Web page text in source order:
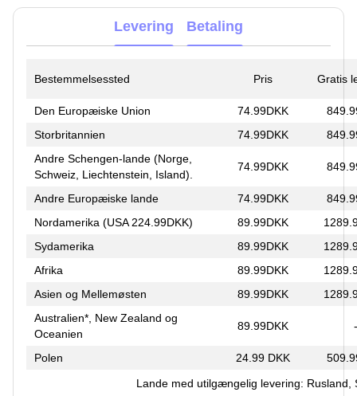
Levering Betaling
Bestemmelsessted Pris Gratis
Den Europæiske Union 74.99DKK
Storbritannien
74.99DKK
Andre Schengen-lande (Norge,
Schweiz, Liechtenstein, Island).
74.99DKK
Andre Europæiske lande 74.99DKK
Nordamerika (USA 224.99DKK)
89.99DKK
Sydamerika
89.99DKK
Afrika
89.99DKK
Asien og Mellemøsten
89.99DKK
Australien*, New Zealand og
Oceanien
89.99DKK -
Polen 24.99 DKK
Lande med utilgængelig levering: Rusland,